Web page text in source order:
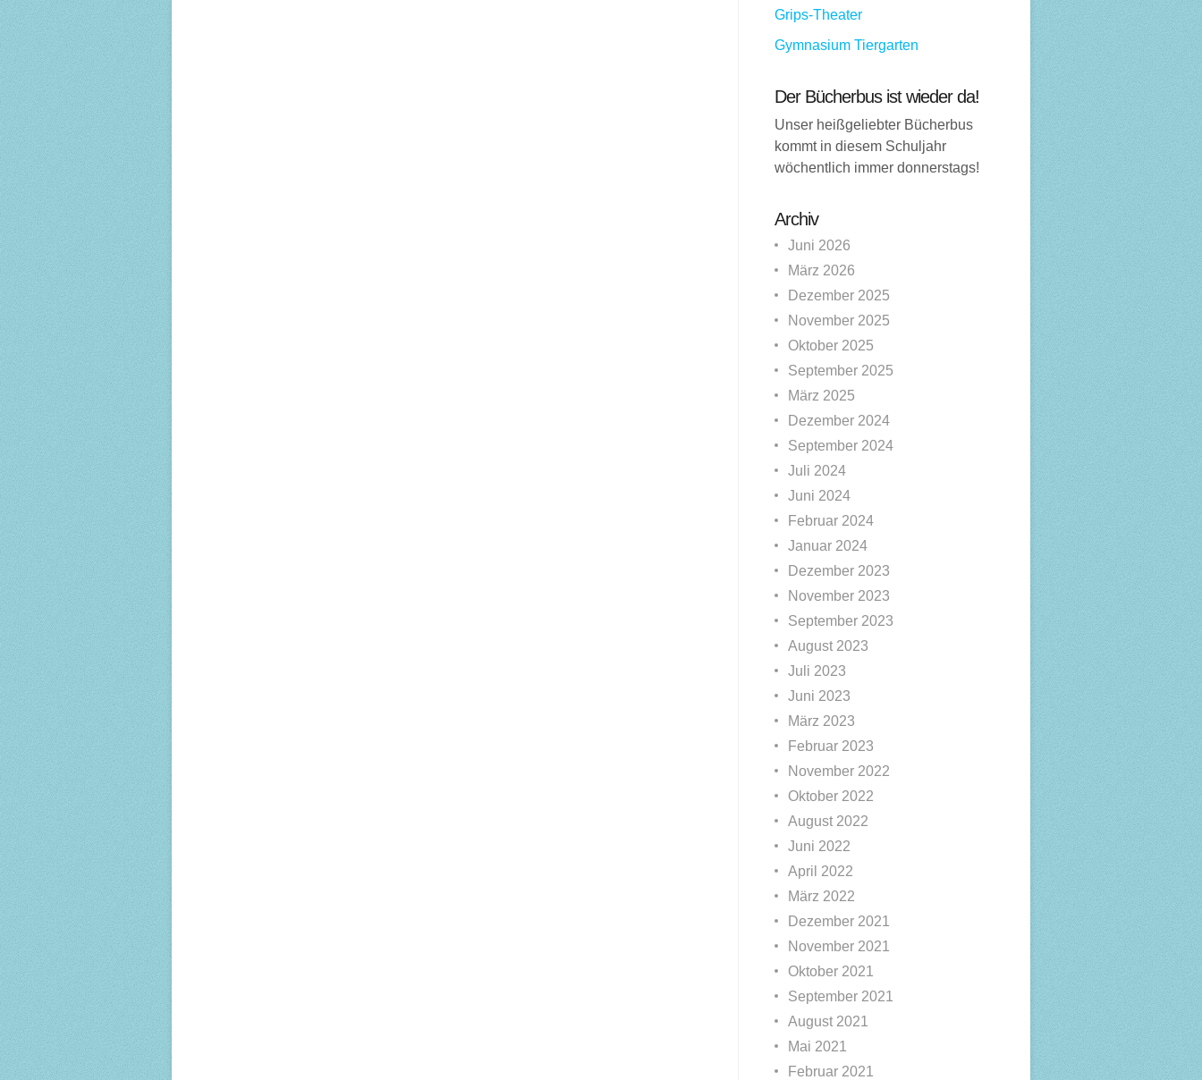
Grips-Theater
Gymnasium Tiergarten
Der Bücherbus ist wieder da!
Unser heißgeliebter Bücherbus
kommt in diesem Schuljahr
wöchentlich immer donnerstags!
Archiv
Juni 2026
März 2026
Dezember 2025
November 2025
Oktober 2025
September 2025
März 2025
Dezember 2024
September 2024
Juli 2024
Juni 2024
Februar 2024
Januar 2024
Dezember 2023
November 2023
September 2023
August 2023
Juli 2023
Juni 2023
März 2023
Februar 2023
November 2022
Oktober 2022
August 2022
Juni 2022
April 2022
März 2022
Dezember 2021
November 2021
Oktober 2021
September 2021
August 2021
Mai 2021
Februar 2021